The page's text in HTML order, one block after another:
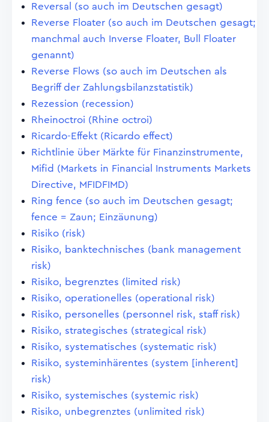
Reversal (so auch im Deutschen gesagt)
Reverse Floater (so auch im Deutschen gesagt;
manchmal auch Inverse Floater, Bull Floater
genannt)
Reverse Flows (so auch im Deutschen als
Begriff der Zahlungsbilanzstatistik)
Rezession (recession)
Rheinoctroi (Rhine octroi)
Ricardo-Effekt (Ricardo effect)
Richtlinie über Märkte für Finanzinstrumente,
Mifid (Markets in Financial Instruments Markets
Directive, MFIDFIMD)
Ring fence (so auch im Deutschen gesagt;
fence = Zaun; Einzäunung)
Risiko (risk)
Risiko, banktechnisches (bank management
risk)
Risiko, begrenztes (limited risk)
Risiko, operationelles (operational risk)
Risiko, personelles (personnel risk, staff risk)
Risiko, strategisches (strategical risk)
Risiko, systematisches (systematic risk)
Risiko, systeminhärentes (system [inherent]
risk)
Risiko, systemisches (systemic risk)
Risiko, unbegrenztes (unlimited risk)